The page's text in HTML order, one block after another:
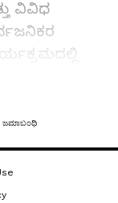
ವಿವಿಧ
ಕುರಿತು
ಜಮಾಬಂಧಿ